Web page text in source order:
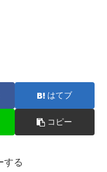
はてブ
コピー
する